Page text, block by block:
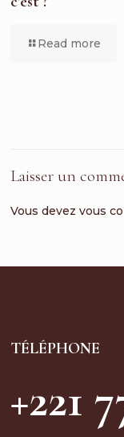
Read more
Laisser un
Vous devez vous
TÉLÉPHONE
+221